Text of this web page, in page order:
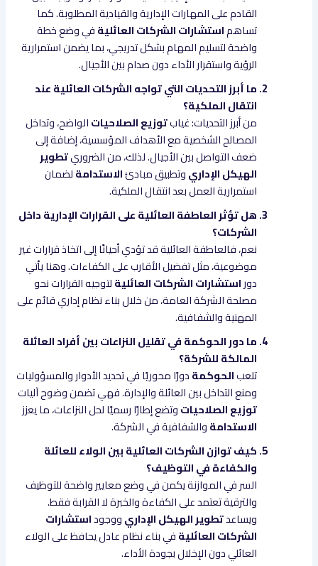
القادم على المهارات الإدارية والقيادية المطلوبة. كما
تساهماستشارات الشركات العائليةفي وضع خطة
واضحة لتسليم المهام بشكل تدريجي، بما يضمن استمرارية
الرؤية واستقرار الأداء دون صدام بين الأجيال.
ما أبرز التحديات التي تواجه الشركات العائلية عند
انتقال الملكية؟
من أبرز التحديات: غيابتوزيع الصلاحياتالواضح، وتداخل
المصالح الشخصية مع الأهداف المؤسسية، إضافة إلى
ضعف التواصل بين الأجيال. لذلك، من الضروريتطوير
الهيكل الإداريوتطبيق مبادئالاستدامةلضمان
استمرارية العمل بعد انتقال الملكية.
هل تؤثر العاطفة العائلية على القرارات الإدارية داخل
الشركات؟
نعم، فالعاطفة العائلية قد تؤدي أحيانًا إلى اتخاذ قرارات غير
موضوعية، مثل تفضيل الأقارب على الكفاءات. وهنا يأتي
دوراستشارات الشركات العائليةلتوجيه القرارات نحو
مصلحة الشركة العامة، من خلال بناء نظام إداري قائم على
المهنية والشفافية.
ما دور الحوكمة في تقليل النزاعات بين أفراد العائلة
المالكة للشركة؟
تلعبالحوكمةدورًا محوريًا في تحديد الأدوار والمسؤوليات
ومنع التداخل بين العائلة والإدارة. فهي تضمن وضوح آليات
توزيع الصلاحياتوتضع إطارًا رسميًا لحل النزاعات، ما يعزز
الاستدامةوالشفافية في الشركة.
كيف توازن الشركات العائلية بين الولاء للعائلة
والكفاءة في التوظيف؟
السر في الموازنة يكمن في وضع معايير واضحة للتوظيف
والترقية تعتمد على الكفاءة والخبرة لا القرابة فقط.
ويساعدتطوير الهيكل الإداريووجوداستشارات
الشركات العائليةفي بناء نظام عادل يحافظ على الولاء
العائلي دون الإخلال بجودة الأداء.